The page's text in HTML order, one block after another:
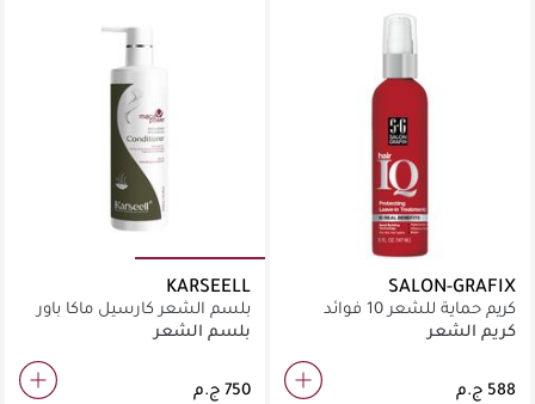
SALON-GRAFIX
كريم حماية للشعر 10 فوائد
147مل
كريم الشعر
KARSEELL
بلسم الشعر كارسيل ماكا باور
المضاد لتساقط الشعر 500 مل
بلسم الشعر